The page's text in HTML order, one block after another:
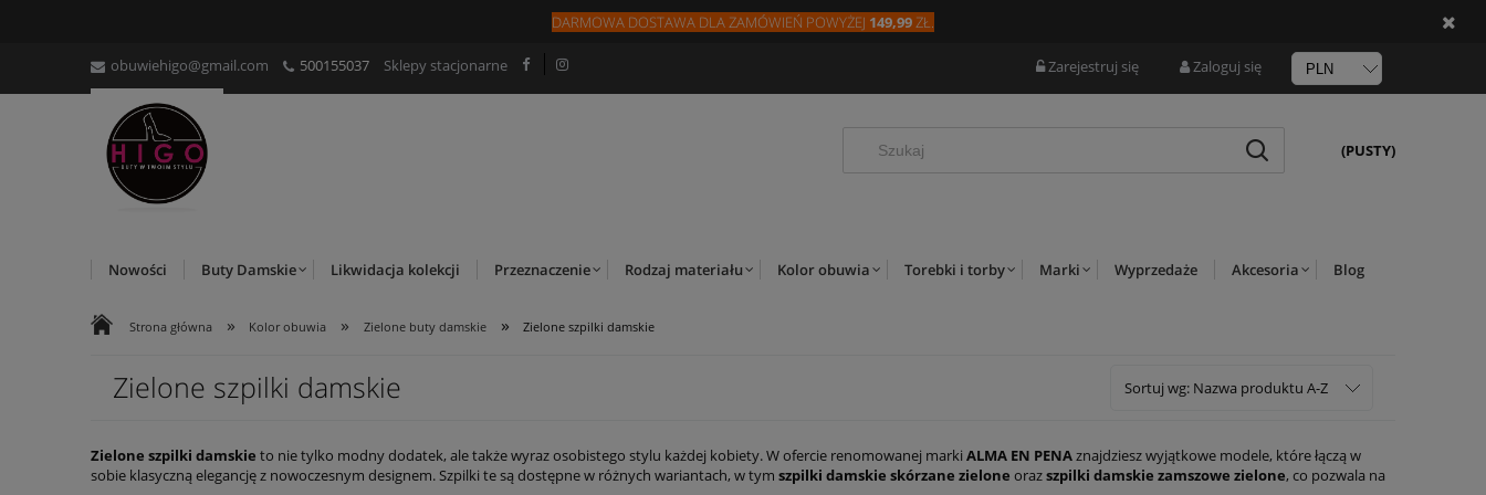
DARMOWA DOSTAWA DLAZAMÓWIEŃ POWYŻEJ 149,99ZŁ.
obuwiehigo@gmail.com 500155037 Sklepy stacjonarne Zarejestruj się Zaloguj się
(PUSTY)
Nowości Buty Damskie Likwidacja kolekcji Przeznaczenie Rodzaj materiału Kolor obuwia Torebki i torby Marki Wyprzedaże Akcesoria Blog
Strona główna » Kolor obuwia » Zielone buty damskie » Zielone szpilki damskie
Zielone szpilki damskie Sortuj wg: Nazwa produktu A-Z
Zielone szpilki damskie to nie tylko modny dodatek, ale także wyraz osobistego stylu każdej kobiety. W ofercie renomowanej marki ALMA EN PENAznajdziesz wyjątkowe modele, które łączą w
sobie klasyczną elegancję z nowoczesnym designem. Szpilki te są dostępne w różnych wariantach, w tym szpilki damskie skórzane zielone orazszpilki damskie zamszowe zielone, co pozwala na